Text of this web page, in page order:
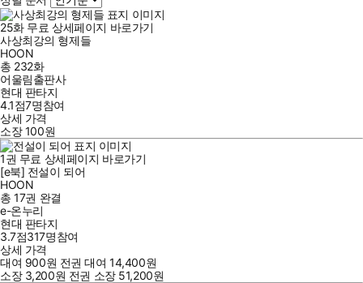
25화 무료 상세페이지 바로가기
사상최강의 형제들
HOON
총 232화
어울림출판사
현대 판타지
4.1점7명참여
상세 가격
소장100원
1권 무료 상세페이지 바로가기
[e북] 전설이 되어
HOON
총 17권 완결
e-온누리
현대 판타지
3.7점317명참여
상세 가격
대여 900원 전권 대여14,400원
소장 3,200원 전권 소장 51,200원